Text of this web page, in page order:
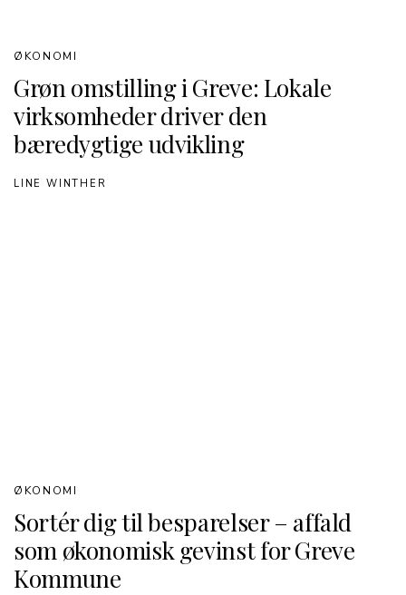
Grøn omstilling i Greve: Lokale
virksomheder driver den
bæredygtige udvikling
ØKONOMI
LINE WINTHER
Sortér dig til besparelser – affald
som økonomisk gevinst for Greve
Kommune
ØKONOMI